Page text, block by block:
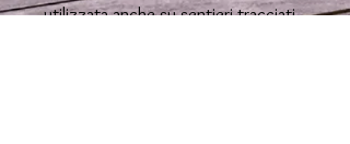
utilizzata anche su sentieri tracciati